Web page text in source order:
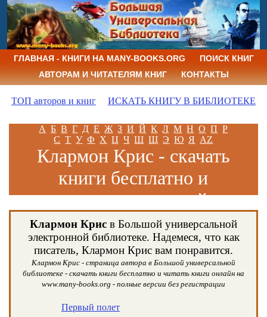
ГЛАВНАЯ - КНИГИ НА MANY-BOOKS.ORG
ПОИСК КНИГ
АВТОРАМ И ЧИТАТЕЛЯМ КНИГ
КОНТАКТЫ
ТОП авторов и книг ИСКАТЬ КНИГУ В БИБЛИОТЕКЕ
А Б В Г Д Е Ж З И Й К Л М Н О П Р
С Т У Ф Х Ц Ч Ш Щ Э Ю Я AZ
Клармон Крис - скачать
книги бесплатно и
читать книги онлайн
Клармон Крис в Большой универсальной
электронной библиотеке. Надемеся, что как
писатель, Клармон Крис вам понравится.
Клармон Крис - страница автора в Большой универсальной
библиотеке - скачать книги бесплатно и читать книги онлайн на
www.many-books.org - полные версии без регистрации
Первый полет